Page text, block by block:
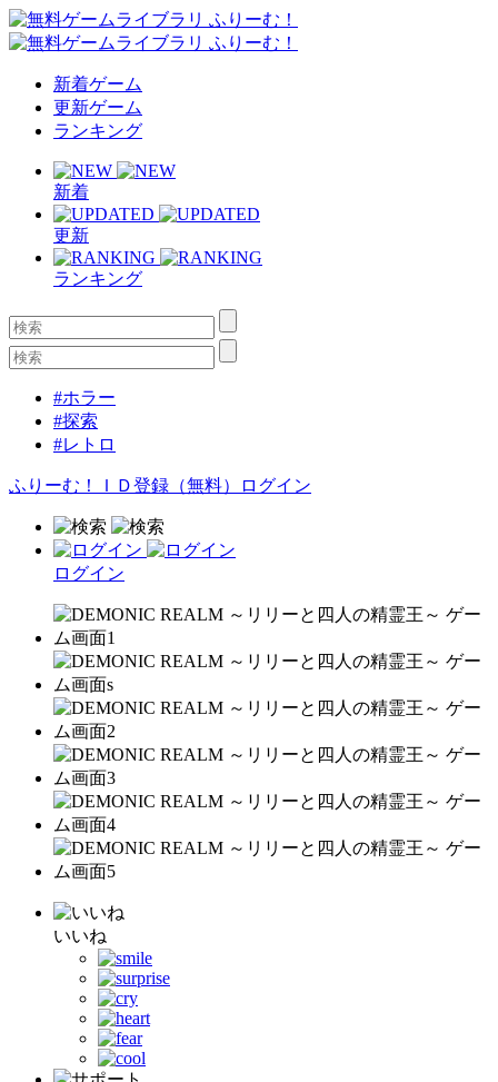
新着ゲーム
更新ゲーム
ランキング
新着
更新
ランキング
#ホラー
#探索
#レトロ
ふりーむ！ＩＤ登録（無料） ログイン
ログイン
いいね